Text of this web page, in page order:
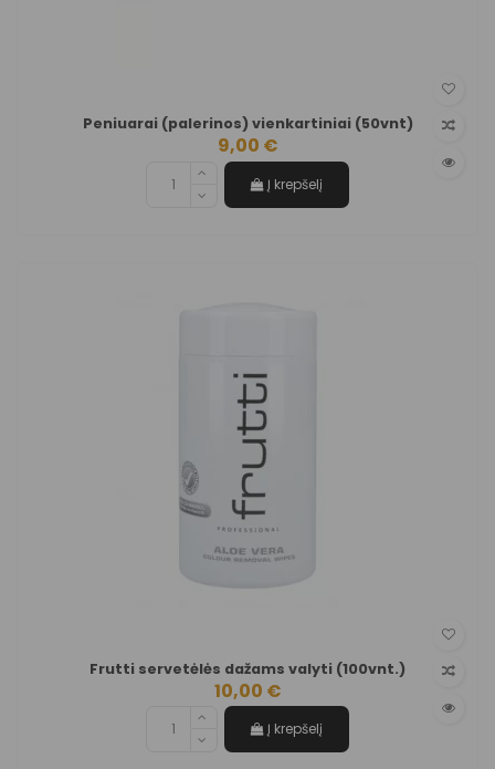
Peniuarai (palerinos) vienkartiniai (50vnt)
9,00 €
Į krepšelį
Frutti servetėlės dažams valyti (100vnt.)
10,00 €
Į krepšelį